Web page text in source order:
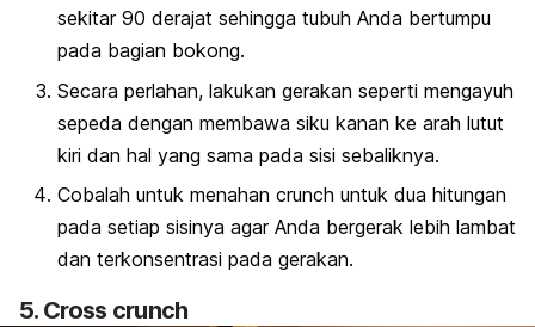
sekitar 90 derajat sehingga tubuh Anda bertumpu
pada bagian bokong.
Secara perlahan, lakukan gerakan seperti mengayuh
sepeda dengan membawa siku kanan ke arah lutut
kiri dan hal yang sama pada sisi sebaliknya.
Cobalah untuk menahan crunch untuk dua hitungan
pada setiap sisinya agar Anda bergerak lebih lambat
dan terkonsentrasi pada gerakan.
5. Cross crunch